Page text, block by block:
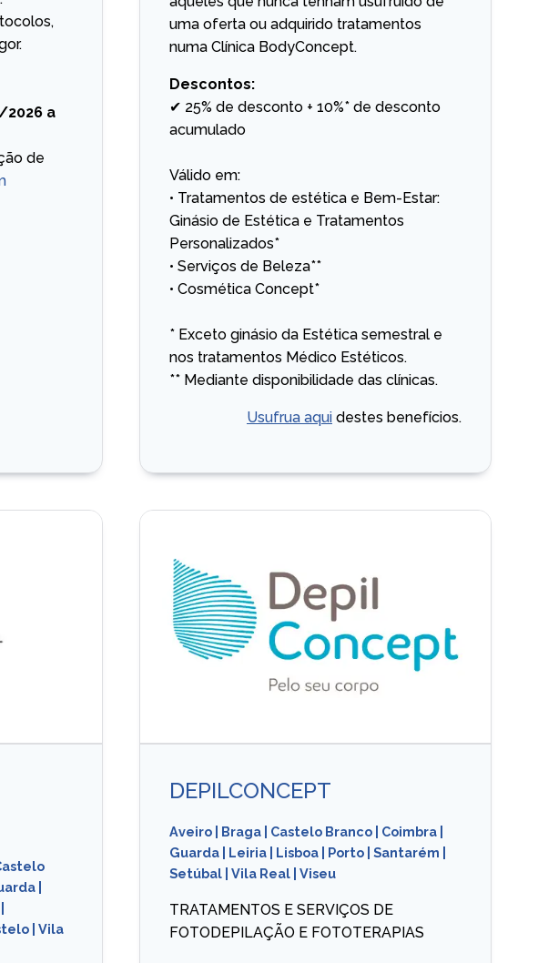
2026 a
de
uma oferta ou adquirido tratamentos
numa Clínica BodyConcept.
Descontos:
✔ 25% de desconto + 10%* de desconto
acumulado
Válido em:
• Tratamentos de estética e Bem-Estar:
Ginásio de Estética e Tratamentos
Personalizados*
• Serviços de Beleza**
• Cosmética Concept*
* Exceto ginásio da Estética semestral e
nos tratamentos Médico Estéticos.
** Mediante disponibilidade das clínicas.
Usufrua aquidestes benefícios.
|Vila
DEPILCONCEPT
Aveiro| Braga| Castelo Branco| Coimbra|
Guarda| Leiria| Lisboa| Porto| Santarém
Setúbal| Vila Real| Viseu
TRATAMENTOS E SERVIÇOS DE
FOTODEPILAÇÃO E FOTOTERAPIAS